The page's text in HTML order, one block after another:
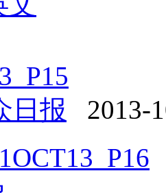
日报
2013-